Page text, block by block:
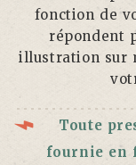
fonction de
répondent
illustration sur
Toute
fournie en